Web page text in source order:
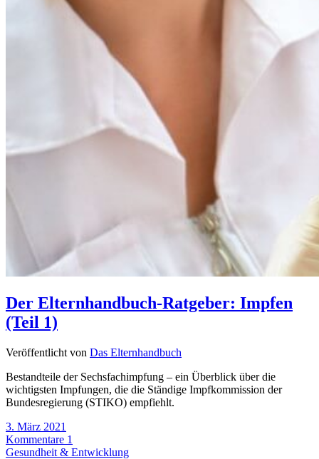
Der Elternhandbuch-Ratgeber: Impfen
(Teil 1)
Veröffentlicht von Das Elternhandbuch
Bestandteile der Sechsfachimpfung – ein Überblick über die
wichtigsten Impfungen, die die Ständige Impfkommission der
Bundesregierung (STIKO) empfiehlt.
3. März 2021
Kommentare 1
Gesundheit & Entwicklung